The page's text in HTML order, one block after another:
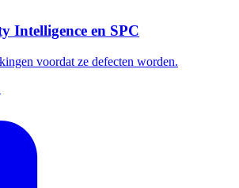
Intelligence en SPC
voordat ze defecten worden.